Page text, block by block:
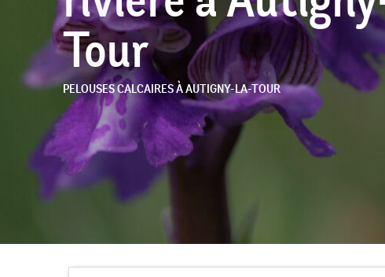
Tour
PELOUSES CALCAIRESÀ AUTIGNY-LA-TOUR